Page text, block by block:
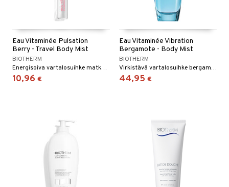
Eau Vitaminée Pulsation
Berry - Travel Body Mist
BIOTHERM
Energisoiva vartalosuihke matkakoossa
10,96 €
Eau Vitaminée Vibration
Bergamote - Body Mist
BIOTHERM
Virkistävä vartalosuihke bergamotilla ja mandariinilla
44,95 €